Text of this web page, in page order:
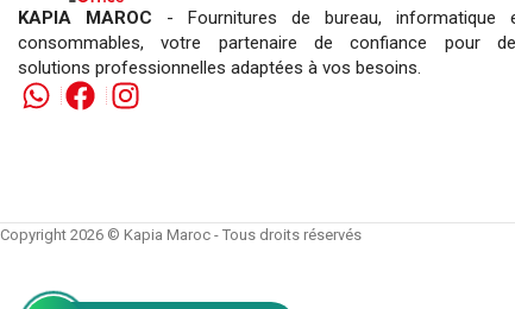
KAPIA MAROC - Fournitures de bureau, informatique
consommables, votre partenaire de confiance pour
solutions professionnelles adaptées à vos besoins.
Copyright 2026 © Kapia Maroc - Tous droits réservés